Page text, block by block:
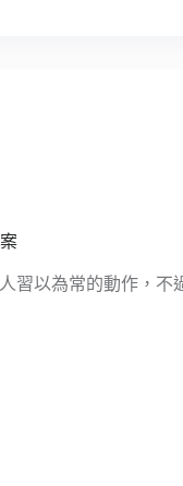
習以為常的動作，不